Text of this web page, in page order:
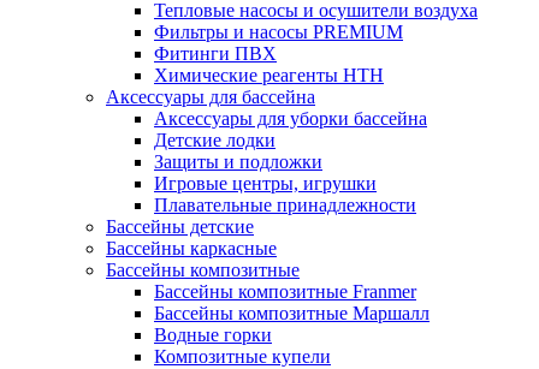
Тепловые насосы и осушители воздуха
Фильтры и насосы PREMIUM
Фитинги ПВХ
Химические реагенты HTH
Аксессуары для бассейна
Аксессуары для уборки бассейна
Детские лодки
Защиты и подложки
Игровые центры, игрушки
Плавательные принадлежности
Бассейны детские
Бассейны каркасные
Бассейны композитные
Бассейны композитные Franmer
Бассейны композитные Маршалл
Водные горки
Композитные купели